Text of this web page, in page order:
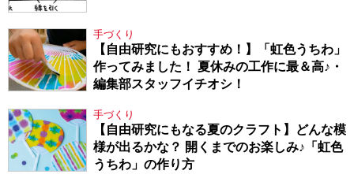
手づくり
【自由研究にもおすすめ！】「虹色うちわ」
作ってみました！ 夏休みの工作に最＆高♪・
編集部スタッフイチオシ！
手づくり
【自由研究にもなる夏のクラフト】どんな模
様が出るかな？ 開くまでのお楽しみ♪「虹色
うちわ」の作り方